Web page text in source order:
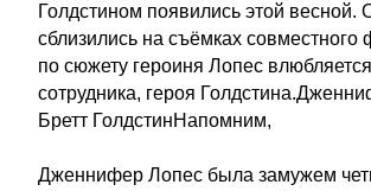
Голдстином появились этой весной.
сблизились на съёмках совместного
по сюжету героиня Лопес
сотрудника, героя
Бретт ГолдстинНапомним,
Дженнифер Лопес была замужем